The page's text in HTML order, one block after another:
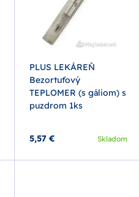
PLUS LEKÁREŇ
Bezortuťový
TEPLOMER (s gáliom) s
puzdrom 1ks
5,57 € Skladom